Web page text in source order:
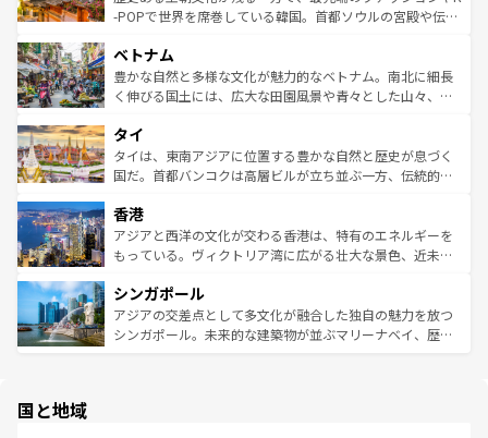
い。オーストラリアの多彩な魅力を存分に味わいつくそ
参照してほしい。
驚きをもたらしてくれる。また、奥深い台湾の食文化も魅
容にもいいと評判のスイーツなど、バラエティ豊かな料理
が味わえる。 なお、新着の台湾情報は コンテンツ一覧を参
照してほしい。
-POPで世界を席巻している韓国。首都ソウルの宮殿や伝統
き、地方に足を延ばせば四季折々の自然美を楽しむことが
できる。そして、キムチや焼肉、絶品のストリートフード
まで、さまざまな韓国料理が待っている。夜には、韓国な
リティに包まれながら、韓国の多彩な魅力を心ゆくまで味
わってみてほしい。 なお、新着の韓国情報はコンテンツ一
覧を参照してほしい。
ベトナム
豊かな自然と多様な文化が魅力的なベトナム。南北に細長
く伸びる国土には、広大な田園風景や青々とした山々、世
急速な発展と共に伝統が息づく。ハノイの古い町並みやホ
ーチミン市のフランス統治時代の建物も、独特の雰囲気を
醸し出している。また、バラエティの豊かさとおいしさで
とつ。フォーやバインミー、ベトナムコーヒーなどは、ぜ
ひ現地で味わいたい。どの地域を訪れてもあたたかい人々
が旅行者を迎えてくれるので、きっと忘れられない旅にな
参照してほしい。
タイ
タイは、東南アジアに位置する豊かな自然と歴史が息づく
国だ。首都バンコクは高層ビルが立ち並ぶ一方、伝統的な
の活気が交差している。北部ではチェンマイなどの山岳地
帯で自然と触れ合い、南部ではプーケットやクラビの美し
いビーチでリゾート気分を楽しむことができる。タイ料理
激する。気候は一年中温暖で、どの季節にも異なる楽しみ
が待っている。親しみやすいタイの人々、仏教を中心とし
た文化、そして多様な観光資源が、訪れる旅人を魅了し続
香港
アジアと西洋の文化が交わる香港は、特有のエネルギーを
もっている。ヴィクトリア湾に広がる壮大な景色、近未来
み、どこを訪れても感動するはず。観光スポットが密集し
ており、効率よく見どころを回れるのも魅力。息をのむよ
うな絶景から文化的な体験まで、香港を存分に楽しみ尽く
シンガポール
アジアの交差点として多文化が融合した独自の魅力を放つ
シンガポール。未来的な建築物が並ぶマリーナベイ、歴史
国と地域